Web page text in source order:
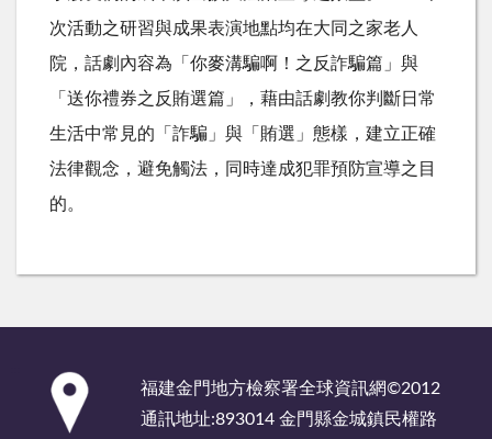
次活動之研習與成果表演地點均在大同之家老人
院，話劇內容為「你麥溝騙啊！之反詐騙篇」與
「送你禮券之反賄選篇」，藉由話劇教你判斷日常
生活中常見的「詐騙」與「賄選」態樣，建立正確
法律觀念，避免觸法，同時達成犯罪預防宣導之目
的。
福建金門地方檢察署全球資訊網©2012
通訊地址:893014 金門縣金城鎮民權路